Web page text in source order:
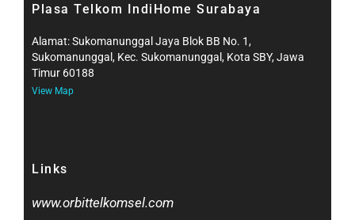
Plasa Telkom IndiHome Surabaya
Alamat: Sukomanunggal Jaya Blok BB No. 1,
Sukomanunggal, Kec. Sukomanunggal, Kota SBY, Jawa
Timur 60188
View Map
Links
www.orbittelkomsel.com